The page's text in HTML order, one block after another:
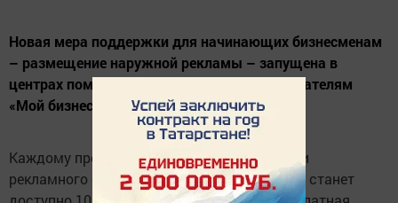
Новая мера поддержки для начинающих бизнесменам
– размещение наружной рекламы – запущена в
центрах помощи начинающим предпринимателям
«Мой бизнес»
Каждому предпринимателю при пополнении
рекламного счета любой суммой от 1 рубля станет